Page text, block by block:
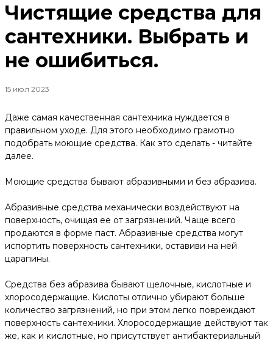
Чистящие средства для
сантехники. Выбрать и
не ошибиться.
15 июл 2023
Даже самая качественная сантехника нуждается в
правильном уходе. Для этого необходимо грамотно
подобрать моющие средства. Как это сделать - читайте
далее.
Моющие средства бывают абразивными и без абразива.
Абразивные средства механически воздействуют на
поверхность, очищая ее от загрязнений. Чаще всего
продаются в форме паст. Абразивные средства могут
испортить поверхность сантехники, оставиви на ней
царапины.
Средства без абразива бывают щелочные, кислотные и
хлоросодержащие. Кислоты отлично убирают больше
количество загрязнений, но при этом легко повреждают
поверхность сантехники. Хлоросодержащие действуют так
же, как и кислотные, но присутствует антибактериальный